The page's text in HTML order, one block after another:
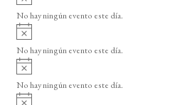
o
v
i
o
No hay ningún evento este día.
A
v
i
o
No hay ningún evento este día.
A
v
i
No hay ningún evento este día.
A